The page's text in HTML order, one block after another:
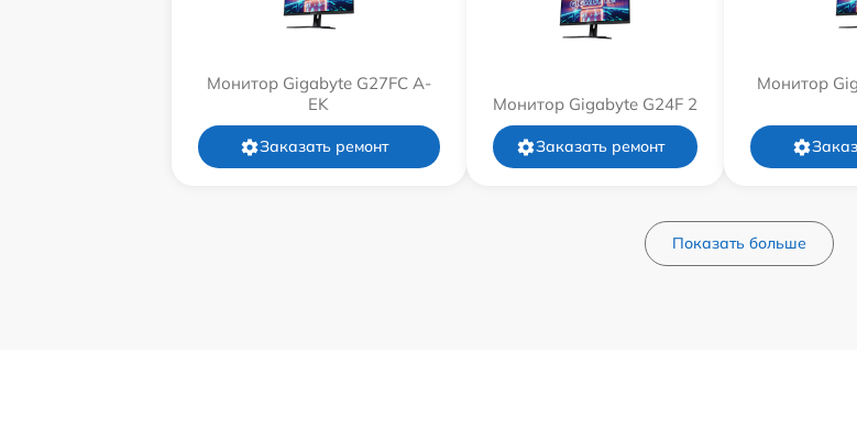
Монитор Gigabyte G27FC A-
EK
Заказать ремонт
Монитор Gigabyte G24F 2
Заказать ремонт
Монитор
Показать больше